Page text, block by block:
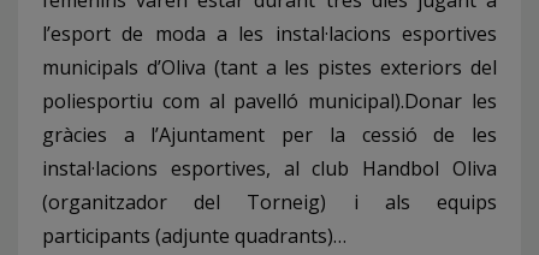
l’esport de moda a les instal·lacions esportives
municipals d’Oliva (tant a les pistes exteriors del
poliesportiu com al pavelló municipal).Donar les
gràcies a l’Ajuntament per la cessió de les
instal·lacions esportives, al club Handbol Oliva
(organitzador del Torneig) i als equips
participants (adjunte quadrants)…